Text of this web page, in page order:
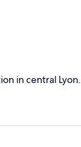
in central Lyon.